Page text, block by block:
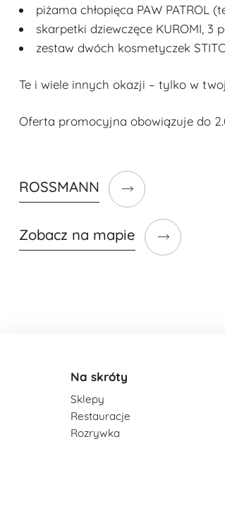
piżama chłopięca PAW PATROL
skarpetki dziewczęce KUROMI, 3
zestaw dwóch kosmetyczek
Te i wiele innych okazji – tylko w
Oferta promocyjna obowiązuje do
ROSSMANN
Zobacz na mapie
Na skróty
Sklepy
Restauracje
Rozrywka